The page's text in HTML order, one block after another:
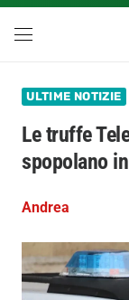
ULTIME NOTIZIE
Le truffe
spopolano
Andrea